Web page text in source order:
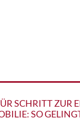
SCHRITT ZUR
SO